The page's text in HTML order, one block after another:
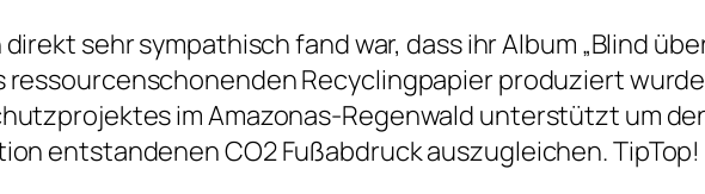
direkt sehr sympathisch fand war, dass ihr Album „Blind
ressourcenschonenden Recyclingpapier produziert
im Amazonas-Regenwald unterstützt um
entstandenen CO2 Fußabdruck auszugleichen. TipTop!